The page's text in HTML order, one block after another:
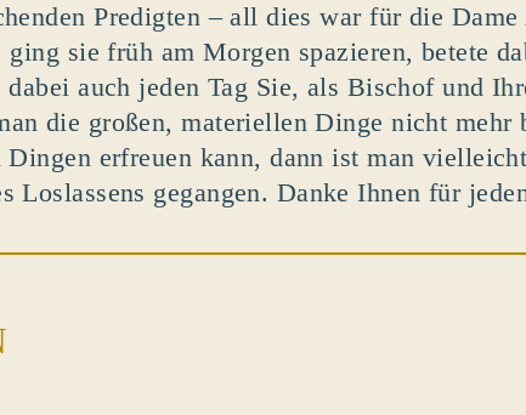
Predigten – all dies war für die
ging sie früh am Morgen spazieren, betete
dabei auch jeden Tag Sie, als Bischof und
die großen, materiellen Dinge nicht mehr
Dingen erfreuen kann, dann ist man
Loslassens gegangen. Danke Ihnen für